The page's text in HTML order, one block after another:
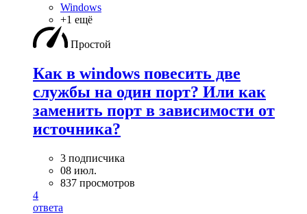
Windows
+1 ещё
Простой
Как в windows повесить две
службы на один порт? Или как
заменить порт в зависимости от
источника?
3 подписчика
08 июл.
837 просмотров
4
ответа